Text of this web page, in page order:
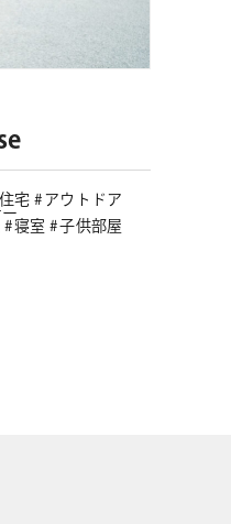
宅
アウトドア
寝室
子供部屋